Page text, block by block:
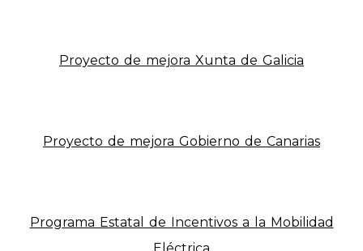
Proyecto de mejora Xunta de Galicia
Proyecto de mejora Gobierno de Canarias
Programa Estatal de Incentivos a la Mobilidad